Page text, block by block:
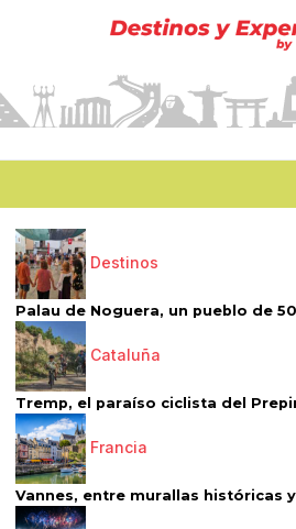
Destinos
Palau de Noguera, un pueblo de
Cataluña
Tremp, el paraíso ciclista del
Francia
Vannes, entre murallas históricas